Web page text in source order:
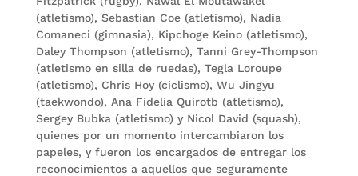
(atletismo), Sebastian Coe (atletismo), Nadia
Comaneci (gimnasia), Kipchoge Keino (atletismo),
Daley Thompson (atletismo), Tanni Grey-Thompson
(atletismo en silla de ruedas), Tegla Loroupe
(atletismo), Chris Hoy (ciclismo), Wu Jingyu
(taekwondo), Ana Fidelia Quirotb (atletismo),
Sergey Bubka (atletismo) y Nicol David (squash),
quienes por un momento intercambiaron los
papeles, y fueron los encargados de entregar los
reconocimientos a aquellos que seguramente